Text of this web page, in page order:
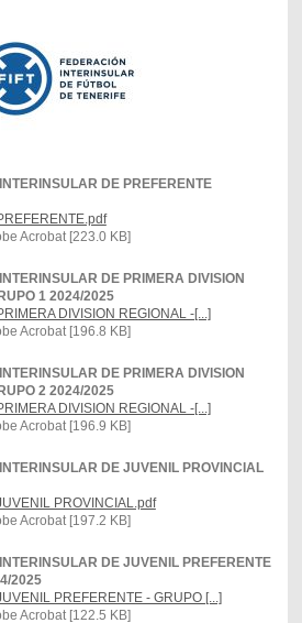
DE PREFERENTE
Acrobat [223.0 KB]
DE PRIMERA DIVISION
1 2024/2025
DIVISION REGIONAL -[...]
Acrobat [196.8 KB]
DE PRIMERA DIVISION
2 2024/2025
DIVISION REGIONAL -[...]
Acrobat [196.9 KB]
DE JUVENIL PROVINCIAL
PROVINCIAL.pdf
Acrobat [197.2 KB]
DE JUVENIL PREFERENTE
2025
PREFERENTE - GRUPO [...]
Acrobat [122.5 KB]